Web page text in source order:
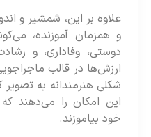
علاوه بر این، شمشیر و اندوه
و همزمان آموزنده، می‌کوشد
دوستی، وفاداری، و رشادت
ارزش‌ها در قالب ماجراجویی‌ها
شکلی هنرمندانه به تصویر
این امکان را می‌دهند که
خود بیاموزند.